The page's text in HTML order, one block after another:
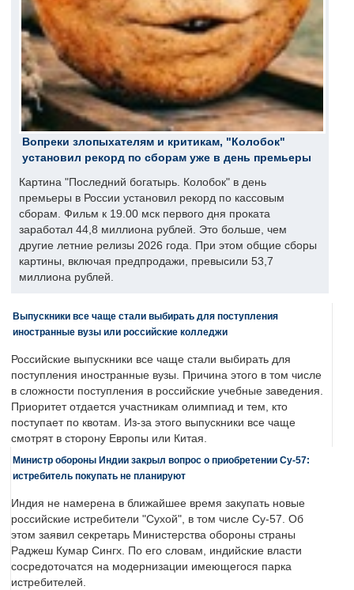
Вопреки злопыхателям и критикам, "Колобок"
установил рекорд по сборам уже в день премьеры
Картина "Последний богатырь. Колобок" в день
премьеры в России установил рекорд по кассовым
сборам. Фильм к 19.00 мск первого дня проката
заработал 44,8 миллиона рублей. Это больше, чем
другие летние релизы 2026 года. При этом общие сборы
картины, включая предпродажи, превысили 53,7
миллиона рублей.
Выпускники все чаще стали выбирать для поступления
иностранные вузы или российские колледжи
Российские выпускники все чаще стали выбирать для
поступления иностранные вузы. Причина этого в том числе
в сложности поступления в российские учебные заведения.
Приоритет отдается участникам олимпиад и тем, кто
поступает по квотам. Из-за этого выпускники все чаще
смотрят в сторону Европы или Китая.
Министр обороны Индии закрыл вопрос о приобретении Су-57:
истребитель покупать не планируют
Индия не намерена в ближайшее время закупать новые
российские истребители "Сухой", в том числе Су-57. Об
этом заявил секретарь Министерства обороны страны
Раджеш Кумар Сингх. По его словам, индийские власти
сосредоточатся на модернизации имеющегося парка
истребителей.